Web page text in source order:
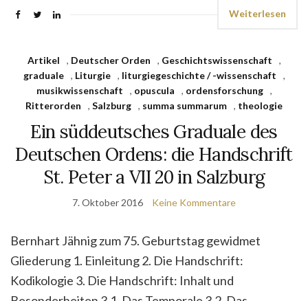
Weiterlesen
Artikel , Deutscher Orden , Geschichtswissenschaft
,
graduale
, Liturgie , liturgiegeschichte / -wissenschaft
,
musikwissenschaft
, opuscula , ordensforschung
,
Ritterorden
, Salzburg , summa summarum , theologie
Ein süddeutsches Graduale des
Deutschen Ordens: die Handschrift
St. Peter a VII 20 in Salzburg
7. Oktober 2016 Keine Kommentare
Bernhart Jähnig zum 75. Geburtstag gewidmet
Gliederung 1. Einleitung 2. Die Handschrift:
Kodikologie 3. Die Handschrift: Inhalt und